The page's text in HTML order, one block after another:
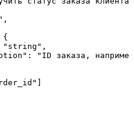
"ID заказа,